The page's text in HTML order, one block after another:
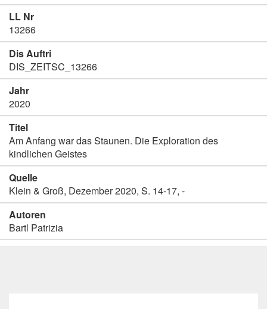
LL Nr
13266
Dis Auftri
DIS_ZEITSC_13266
Jahr
2020
Titel
Am Anfang war das Staunen. Die Exploration des
kindlichen Geistes
Quelle
Klein & Groß, Dezember 2020, S. 14-17, -
Autoren
Bartl Patrizia